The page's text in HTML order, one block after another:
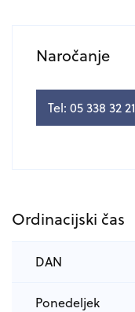
Naročanje
Tel: 05 338 32 21
Ordinacijski čas
DAN
Ponedeljek